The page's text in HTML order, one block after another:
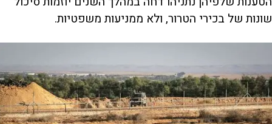
שונות של בכירי הטרור, ולא ממניעות משפטיות.